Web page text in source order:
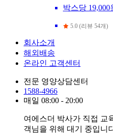
박스당 19,000
5.0 (리뷰 54개)
회사소개
해외배송
온라인 고객센터
전문 영양상담센터
1588-4966
매일 08:00 - 20:00
여에스더 박사가 직접 교
객님을 위해 대기 중입니